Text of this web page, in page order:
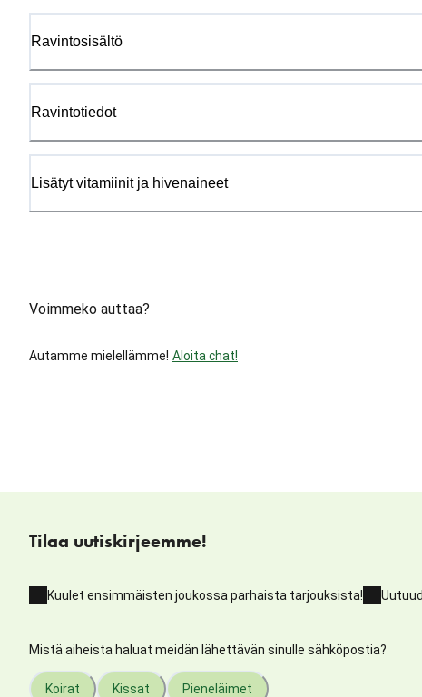
Ravintosisältö
Ravintotiedot
Lisätyt vitamiinit ja hivenaineet
Voimmeko auttaa?
Autamme mielellämme! Aloita chat!
Tilaa uutiskirjeemme!
Kuulet ensimmäisten joukossa parhaista tarjouksista!
Mistä aiheista haluat meidän lähettävän sinulle sähköpostia?
Koirat Kissat Pieneläimet